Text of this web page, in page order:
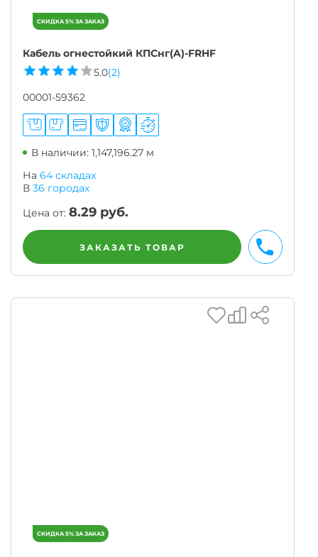
Кабель огнестойкий КПСнг(A)-FRHF
5.0(2)
00001-59362
В наличии: 1,147,196.27 м
На 64 складах
В 36 городах
Цена от: 8.29 руб.
ЗАКАЗАТЬ ТОВАР